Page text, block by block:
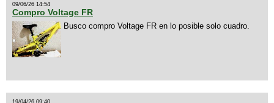
09/06/26 14:54
Compro Voltage FR
Busco compro Voltage FR en lo posible solo cuadro.
19/04/26 09:40